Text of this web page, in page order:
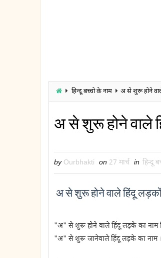
हिन्दू बच्चो के नाम अ से शुरू होने
अ से शुरू होने वाले
by Ourbhakti on 27 मार्च in हिन्दू
अ से शुरू होने वाले हिंदू
"अ" से शुरू होने वाले हिंदू लड़के का नाम
"अ" से शुरू जानेवाले हिंदू लड़के का नाम ।